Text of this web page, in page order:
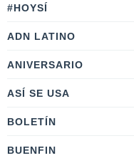
#HOYSÍ
ADN LATINO
ANIVERSARIO
ASÍ SE USA
BOLETÍN
BUENFIN